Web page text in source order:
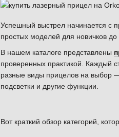
Успешный выстрел начинается с
простых моделей для новичков
В нашем каталоге представлены
проверенных практикой. Каждый
разные виды прицелов на выбор —
подсветки и другие функции.
Вот краткий обзор категорий,